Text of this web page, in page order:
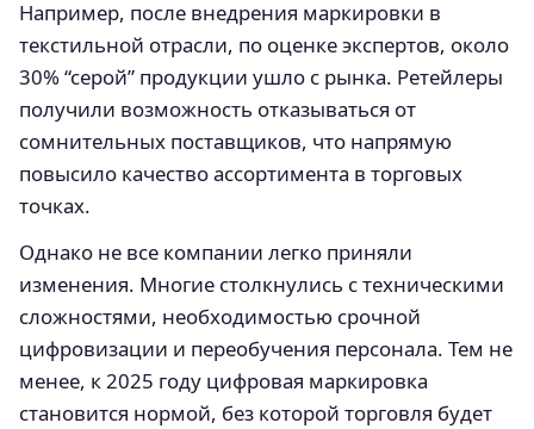
Например, после внедрения маркировки в
текстильной отрасли, по оценке экспертов, около
30% “серой” продукции ушло с рынка. Ретейлеры
получили возможность отказываться от
сомнительных поставщиков, что напрямую
повысило качество ассортимента в торговых
точках.
Однако не все компании легко приняли
изменения. Многие столкнулись с техническими
сложностями, необходимостью срочной
цифровизации и переобучения персонала. Тем не
менее, к 2025 году цифровая маркировка
становится нормой, без которой торговля будет